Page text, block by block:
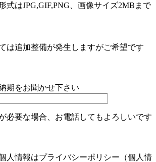
式はJPG,GIF,PNG、画像サイズ2MBまで
は追加整備が発生しますがご希望です
期をお聞かせ下さい
必要な場合、お電話してもよろしいです
人情報はプライバシーポリシー（個人情